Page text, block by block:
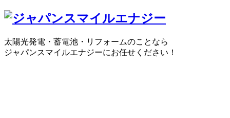
太陽光発電・蓄電池・リフォームのことなら
ジャパンスマイルエナジーにお任せください！